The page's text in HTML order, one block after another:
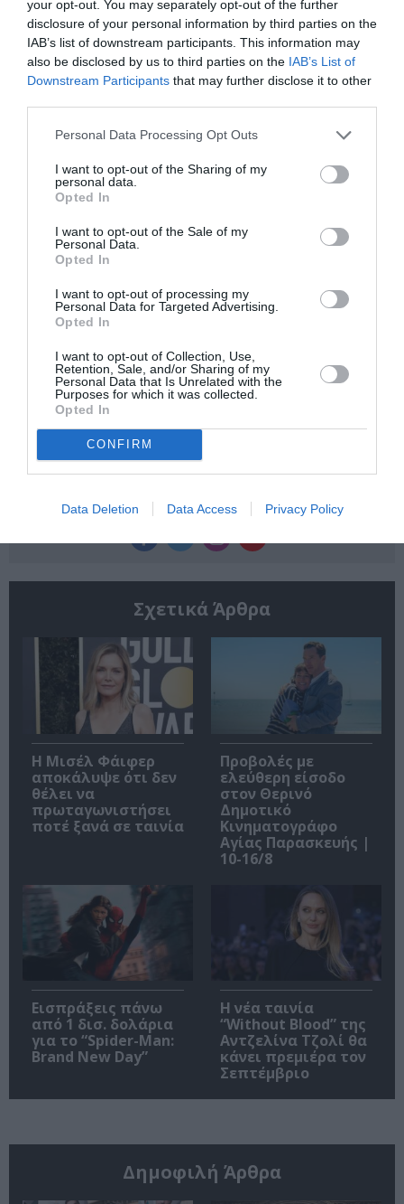
your opt-out. You may separately opt-out of the further
disclosure of your personal information by third parties on the
IAB’s list of downstream participants. This information may
also be disclosed by us to third parties on the IAB’s List of
Downstream Participants that may further disclose it to other
Personal Data Processing Opt Outs
I want to opt-out of the Sharing of my
personal data.
Opted In
I want to opt-out of the Sale of my
Personal Data.
Opted In
I want to opt-out of processing my
Personal Data for Targeted Advertising.
Opted In
I want to opt-out of Collection, Use,
Retention, Sale, and/or Sharing of my
Personal Data that Is Unrelated with the
Purposes for which it was collected.
Opted In
CONFIRM
Data Deletion Data Access Privacy Policy
Ακολουθήστε το Culturenow.gr στοGoogle Newsκαι
μάθετε πρώτοι όλες τις ειδήσεις
Δείτε όλα τατελευταία νέαγια την Τέχνη και τον
Πολιτισμό στοCulturenow.gr
❯
Tags
ΒΡΑΒΕΙΑ ΒΡΑΒΕΙΑ ΟΣΚΑΡ
ΕΛΛΗΝΙΚΕΣ ΤΑΙΝΙΕΣ
ΚΙΝΗΜΑΤΟΓΡΑΦΙΚΑ ΦΕΣΤΙΒΑΛ
ΦΕΣΤΙΒΑΛ ΔΡΑΜΑΣ
Κάθε βδομάδα στο e-mail σας τα τελευταία νέα για
την Τέχνη και τον Πολιτισμό!
Ακολουθήστε το Culturenow.gr
Σχετικά Άρθρα
Η Μισέλ Φάιφερ
αποκάλυψε ότι δεν
θέλει να
πρωταγωνιστήσει
ποτέ ξανά σε ταινία
Προβολές με
ελεύθερη είσοδο
στον Θερινό
Δημοτικό
Κινηματογράφο
Αγίας Παρασκευής |
10-16/8
Εισπράξεις πάνω
από 1 δισ. δολάρια
για το “Spider-Man:
Brand New Day”
Η νέα ταινία
“Without Blood” της
Αντζελίνα Τζολί θα
κάνει πρεμιέρα τον
Σεπτέμβριο
Δημοφιλή Άρθρα